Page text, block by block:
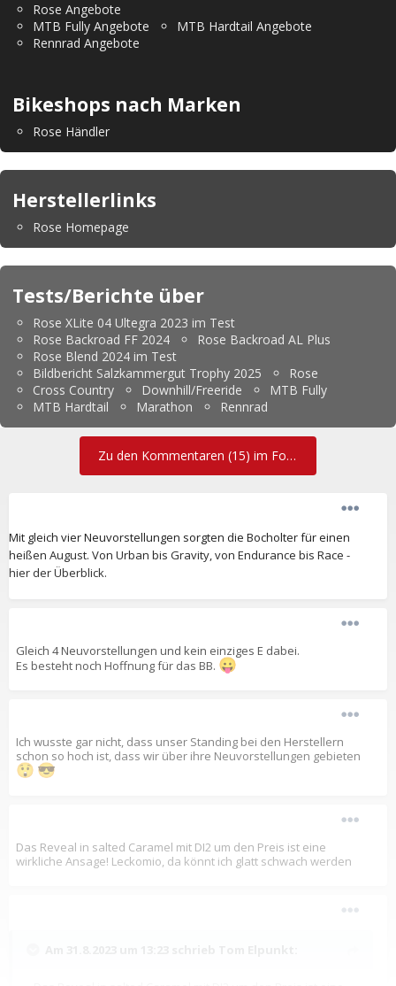
Rose Angebote
MTB Fully Angebote
MTB Hardtail Angebote
Rennrad Angebote
Bikeshops nach Marken
Rose Händler
Herstellerlinks
Rose Homepage
Tests/Berichte über
Rose XLite 04 Ultegra 2023 im Test
Rose Backroad FF 2024
Rose Backroad AL Plus
Rose Blend 2024 im Test
Bildbericht Salzkammergut Trophy 2025
Rose
Cross Country
Downhill/Freeride
MTB Fully
MTB Hardtail
Marathon Rennrad
Zu den Kommentaren (15) im Forum
Mit gleich vier Neuvorstellungen sorgten die Bocholter für einen
heißen August. Von Urban bis Gravity, von Endurance bis Race -
hier der Überblick.
Gleich 4 Neuvorstellungen und kein einziges E dabei.
Es besteht noch Hoffnung für das BB. 😛
Ich wusste gar nicht, dass unser Standing bei den Herstellern
schon so hoch ist, dass wir über ihre Neuvorstellungen gebieten
😲 😎
Das Reveal in salted Caramel mit DI2 um den Preis ist eine
wirkliche Ansage! Leckomio, da könnt ich glatt schwach werden